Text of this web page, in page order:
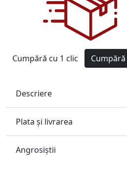
Cumpără cu 1 clic Cumpără
Descriere
Plata și livrarea
Angrosiştii